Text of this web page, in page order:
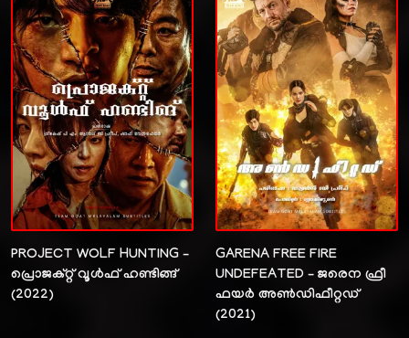
PROJECT WOLF HUNTING –
പ്രൊജക്റ്റ്‌ വൂൾഫ് ഹണ്ടിങ്ങ്
(2022)
GARENA FREE FIRE
UNDEFEATED – ജരെന ഫ്രീ
ഫയർ അൺഡിഫീറ്റഡ്
(2021)